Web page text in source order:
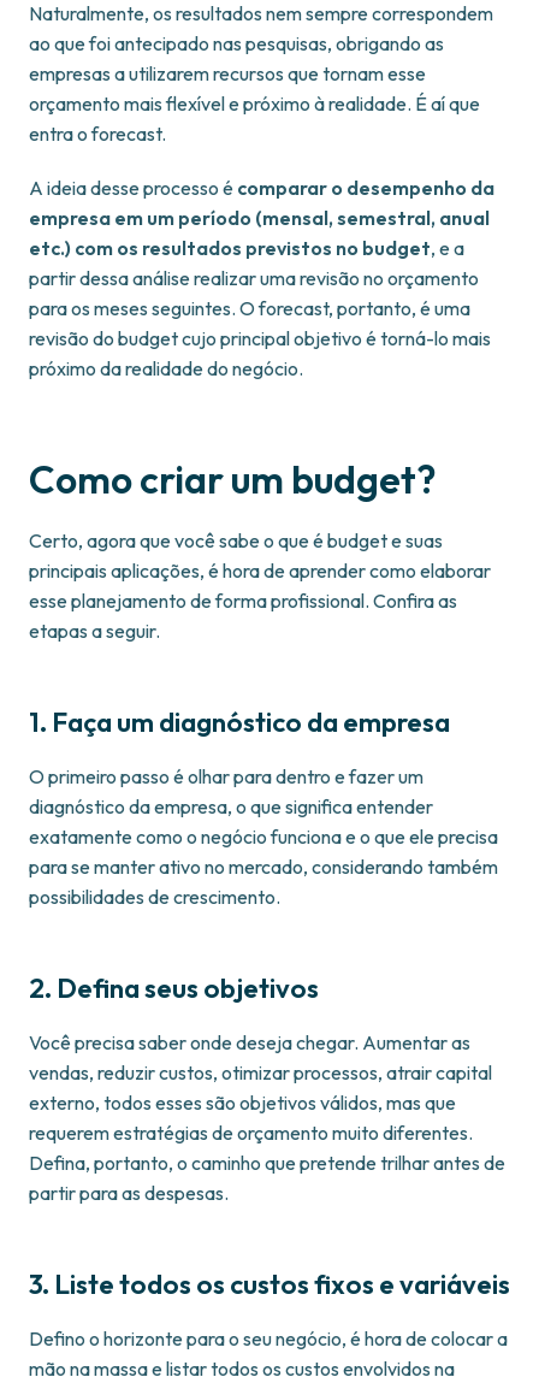
Naturalmente, os resultados nem sempre correspondem
ao que foi antecipado nas pesquisas, obrigando as
empresas a utilizarem recursos que tornam esse
orçamento mais flexível e próximo à realidade. É aí que
entra o forecast.
A ideia desse processo é comparar o desempenho da
empresa em um período (mensal, semestral, anual
etc.) com os resultados previstos no budget, e a
partir dessa análise realizar uma revisão no orçamento
para os meses seguintes. O forecast, portanto, é uma
revisão do budget cujo principal objetivo é torná-lo mais
próximo da realidade do negócio.
Como criar um budget?
Certo, agora que você sabe o que é budget e suas
principais aplicações, é hora de aprender como elaborar
esse planejamento de forma profissional. Confira as
etapas a seguir.
1. Faça um diagnóstico da empresa
O primeiro passo é olhar para dentro e fazer um
diagnóstico da empresa, o que significa entender
exatamente como o negócio funciona e o que ele precisa
para se manter ativo no mercado, considerando também
possibilidades de crescimento.
2. Defina seus objetivos
Você precisa saber onde deseja chegar. Aumentar as
vendas, reduzir custos, otimizar processos, atrair capital
externo, todos esses são objetivos válidos, mas que
requerem estratégias de orçamento muito diferentes.
Defina, portanto, o caminho que pretende trilhar antes de
partir para as despesas.
3. Liste todos os custos fixos e variáveis
Defino o horizonte para o seu negócio, é hora de colocar a
mão na massa e listar todos os custos envolvidos na